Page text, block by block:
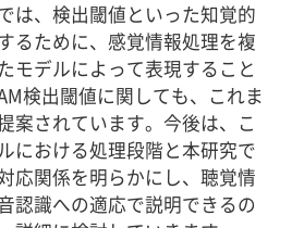
は、検出閾値といった知覚的
るために、感覚情報処理を複
モデルによって表現すること
検出閾値に関しても、これま
案されています。今後は、こ
における処理段階と本研究で
応関係を明らかにし、聴覚情
認識への適応で説明できるの